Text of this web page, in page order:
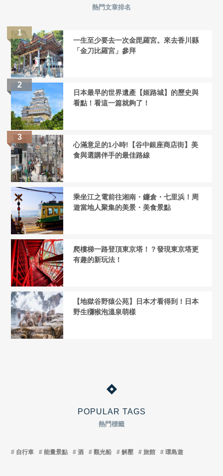
POPULAR TAGS
熱門標籤
自行車 能量景點 酒 觀光船 解壓 旅館 環島遊
熱門文章排名
一生至少要去一次金毘羅宮。來去香川縣
「金刀比羅宮」參拜
日本最早的世界遺產【姬路城】的歷史與
看點！看這一篇就夠了！
心滿意足的1小時!【谷中銀座商店街】美
食與選購伴手的最佳路線
乘坐江之電前往湘南・鐮倉・七里浜！周
遊當地人聚集的美景・美食景點
爬樓梯一路登頂東京塔！？發現東京塔更
有趣的新玩法！
【地獄谷野猿公苑】日本才看得到！日本
野生獼猴泡溫泉萌樣